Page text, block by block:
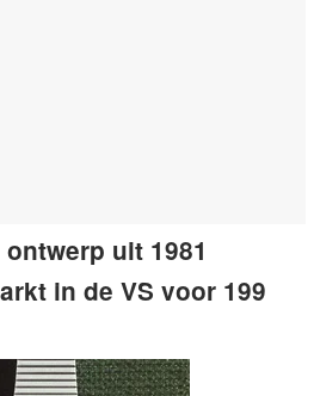
uit 1981
in de VS voor 199